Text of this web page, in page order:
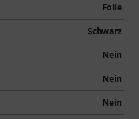
Folie
Schwarz
Nein
Nein
Nein